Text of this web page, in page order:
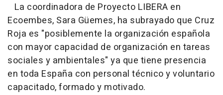
La coordinadora de Proyecto LIBERA en
Ecoembes, Sara Güemes, ha subrayado que Cruz
Roja es "posiblemente la organización española
con mayor capacidad de organización en tareas
sociales y ambientales" ya que tiene presencia
en toda España con personal técnico y voluntario
capacitado, formado y motivado.